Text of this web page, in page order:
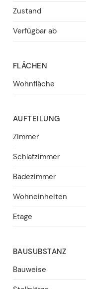
Zustand
Verfügbar ab
FLÄCHEN
Wohnfläche
AUFTEILUNG
Zimmer
Schlafzimmer
Badezimmer
Wohneinheiten
Etage
BAUSUBSTANZ
Bauweise